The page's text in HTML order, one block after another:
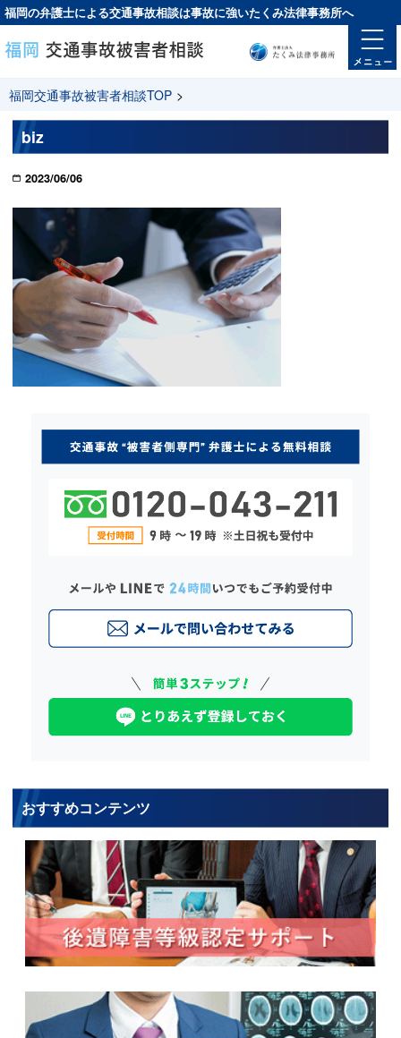
福岡の弁護士による交通事故相談は事故に強いたくみ法律事務所へ
福岡交通事故被害者相談TOP >
biz
2023/06/06
おすすめコンテンツ